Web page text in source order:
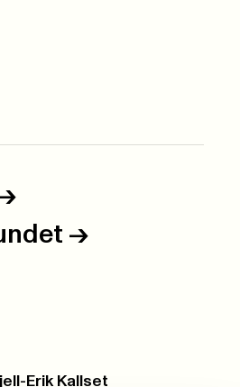
->
Erik Kallset